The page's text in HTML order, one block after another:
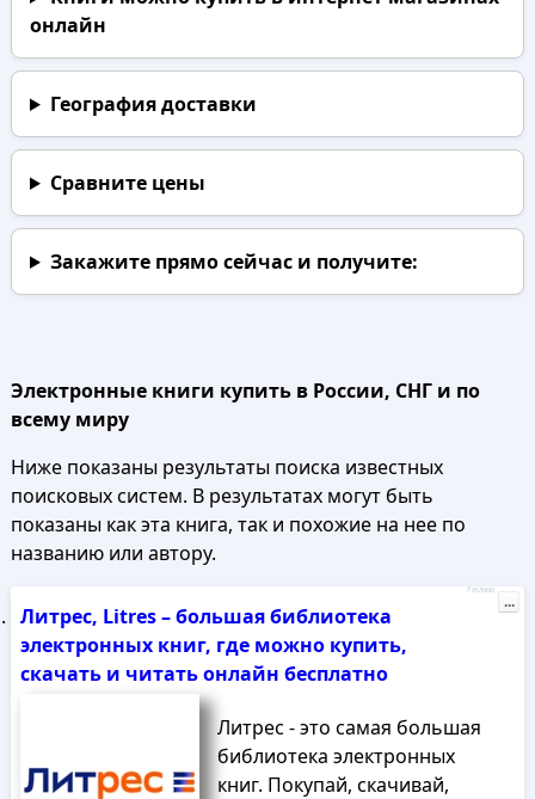
онлайн
География доставки
Сравните цены
Закажите прямо сейчаси получите:
Электронные книги купить в России, СНГ и по
всему миру
Ниже показаны результаты поиска известных
поисковых систем. В результатах могут быть
показаны как эта книга, так и похожие на нее по
названию или автору.
Литрес, Litres – большая библиотека
электронных книг, где можно купить,
скачать и читать онлайн бесплатно
Литрес - это самая большая
библиотека электронных
книг. Покупай, скачивай,
Реклама
...